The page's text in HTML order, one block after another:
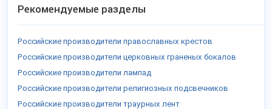
Рекомендуемые разделы
Российские производители православных крестов
Российские производители церковных граненых бокалов
Российские производители лампад
Российские производители религиозных подсвечников
Российские производители траурных лент